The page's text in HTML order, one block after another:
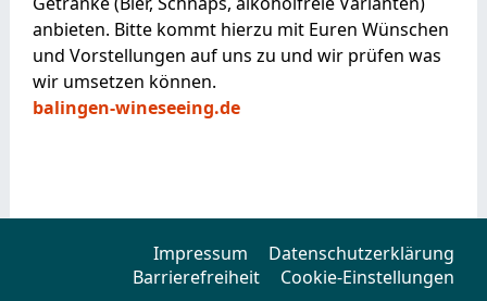
anbieten. Bitte kommt hierzu mit Euren Wünschen
und Vorstellungen auf uns zu und wir prüfen was
wir umsetzen können.
balingen-wineseeing.de
Impressum
Datenschutzerklärung
Barrierefreiheit
Cookie-Einstellungen